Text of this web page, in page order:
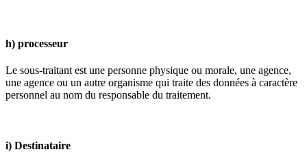
h) processeur
Le sous-traitant est une personne physique ou morale, une agence,
une agence ou un autre organisme qui traite des données à caractère
personnel au nom du responsable du traitement.
i) Destinataire